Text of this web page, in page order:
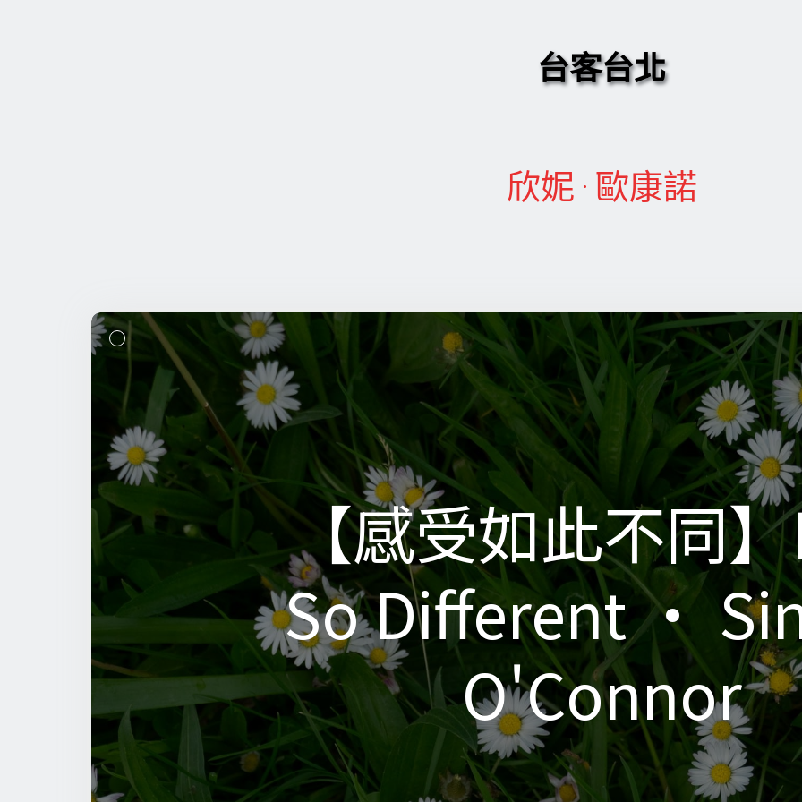
台客台北
欣妮·歐康諾
【感受如此不同
So Different •
O'Connor
【感受如此不同
So Different •
O'Connor